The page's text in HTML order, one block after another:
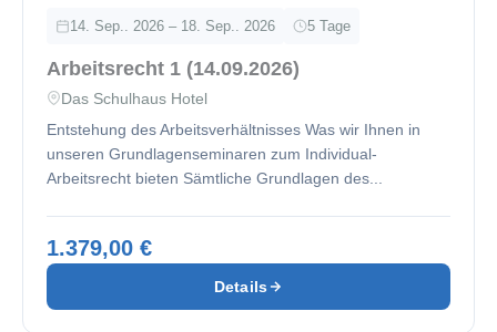
14. Sep.. 2026 – 18. Sep.. 2026 5 Tage
Arbeitsrecht 1 (14.09.2026)
Das Schulhaus Hotel
Entstehung des Arbeitsverhältnisses Was wir Ihnen in
unseren Grundlagenseminaren zum Individual-
Arbeitsrecht bieten Sämtliche Grundlagen des...
1.379,00 €
Details